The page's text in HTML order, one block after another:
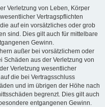
Verletzung von Leben, Körper
Vertragspflichten
auf ein vorsätzliches oder grob
sind. Dies gilt auch für mittelbare
Gewinn.
außer bei vorsätzlichem oder
Schäden aus der Verletzung von
Verletzung wesentlicher
die bei Vertragsschluss
und im übrigen der Höhe nach
begrenzt. Dies gilt auch
entgangenen Gewinn.